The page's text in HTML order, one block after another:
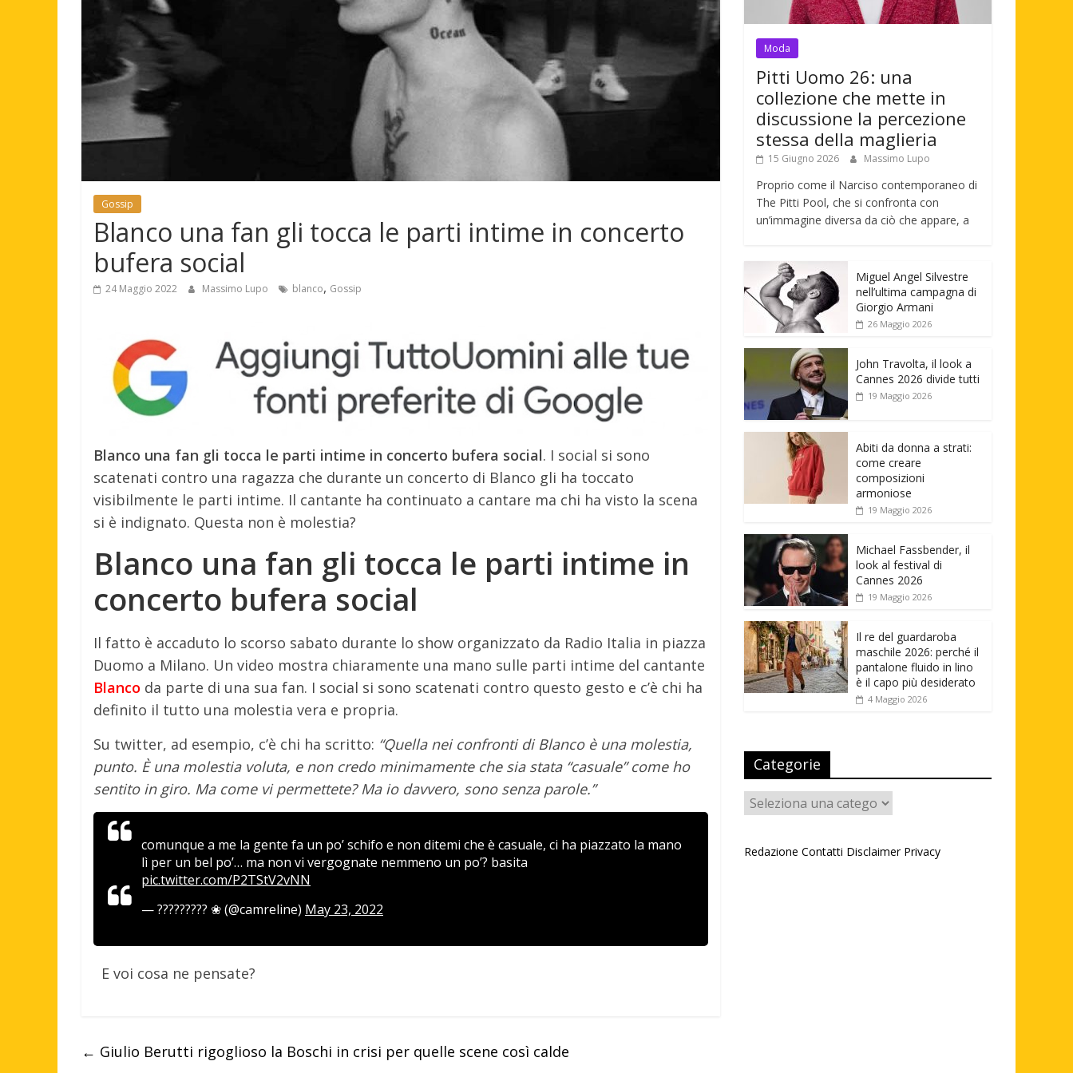
Gossip
Blanco una fan gli tocca le parti intime in concerto
bufera social
24 Maggio 2022 Massimo Lupo blanco, Gossip
Blanco una fan gli tocca le parti intime in concerto bufera social. I social si sono
scatenati contro una ragazza che durante un concerto di Blanco gli ha toccato
visibilmente le parti intime. Il cantante ha continuato a cantare ma chi ha visto la scena
si è indignato. Questa non è molestia?
Blanco una fan gli tocca le parti intime in
concerto bufera social
Il fatto è accaduto lo scorso sabato durante lo show organizzato da Radio Italia in piazza
Duomo a Milano. Un video mostra chiaramente una mano sulle parti intime del cantante
Blanco da parte di una sua fan. I social si sono scatenati contro questo gesto e c’è chi ha
definito il tutto una molestia vera e propria.
Su twitter, ad esempio, c’è chi ha scritto: “Quella nei confronti di Blanco è una molestia,
punto. È una molestia voluta, e non credo minimamente che sia stata “casuale” come ho
sentito in giro. Ma come vi permettete? Ma io davvero, sono senza parole.”
comunque a me la gente fa un po’ schifo e non ditemi che è casuale, ci ha piazzato la mano
lì per un bel po’… ma non vi vergognate nemmeno un po’? basita
pic.twitter.com/P2TStV2vNN
— ????????? ❀ (@camreline) May 23, 2022
E voi cosa ne pensate?
← Giulio Berutti rigoglioso la Boschi in crisi per quelle scene così calde
Moda
Pitti Uomo 26: una
collezione che mette in
discussione la percezione
stessa della maglieria
15 Giugno 2026 Massimo Lupo
Proprio come il Narciso contemporaneo di
The Pitti Pool, che si confronta con
un’immagine diversa da ciò che appare, a
Miguel Angel Silvestre
nell’ultima campagna di
Giorgio Armani
26 Maggio 2026
John Travolta, il look a
Cannes 2026 divide tutti
19 Maggio 2026
Abiti da donna a strati:
come creare
composizioni
armoniose
19 Maggio 2026
Michael Fassbender, il
look al festival di
Cannes 2026
19 Maggio 2026
Il re del guardaroba
maschile 2026: perché il
pantalone fluido in lino
è il capo più desiderato
4 Maggio 2026
Categorie
Categorie
Redazione Contatti Disclaimer Privacy